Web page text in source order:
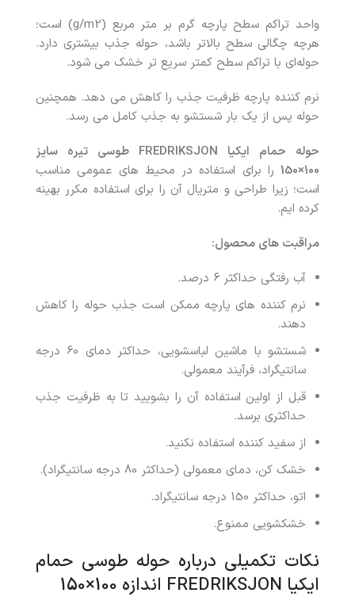
واحد تراکم سطح پارچه گرم بر متر مربع (g/m2) است؛
هرچه چگالی سطح بالاتر باشد، حوله جذب بیشتری دارد.
حوله‌ای با تراکم سطح کمتر سریع تر خشک می شود.
نرم کننده پارچه ظرفیت جذب را کاهش می دهد. همچنین
حوله پس از یک بار شستشو به جذب کامل می رسد.
حوله حمام ایکیا FREDRIKSJON طوسی تیره سایز
100×150
را برای استفاده در محیط های عمومی مناسب
است؛ زیرا طراحی و متریال آن را برای استفاده مکرر بهینه
کرده ایم.
مراقبت های محصول:
آب رفتگی حداکثر 6 درصد.
نرم کننده های پارچه ممکن است جذب حوله را کاهش
دهند.
شستشو با ماشین لباسشویی، حداکثر دمای 60 درجه
سانتیگراد، فرآیند معمولی.
قبل از اولین استفاده آن را بشویید تا به ظرفیت جذب
حداکثری برسد.
از سفید کننده استفاده نکنید.
خشک کن، دمای معمولی (حداکثر 80 درجه سانتیگراد).
اتو، حداکثر 150 درجه سانتیگراد.
خشکشویی ممنوع.
نکات تکمیلی درباره حوله طوسی حمام
ایکیا FREDRIKSJON اندازه 100×150